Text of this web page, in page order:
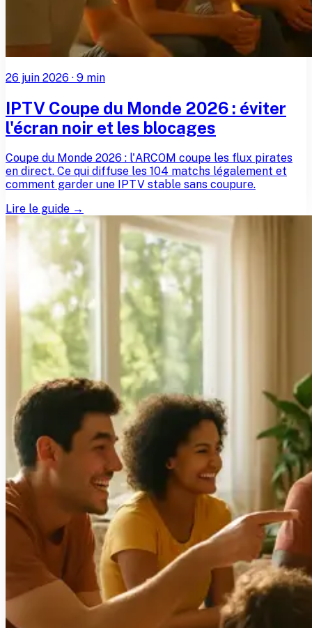
26 juin 2026 · 9 min
IPTV Coupe du Monde 2026 : éviter
l'écran noir et les blocages
Coupe du Monde 2026 : l'ARCOM coupe les flux pirates
en direct. Ce qui diffuse les 104 matchs légalement et
comment garder une IPTV stable sans coupure.
Lire le guide →